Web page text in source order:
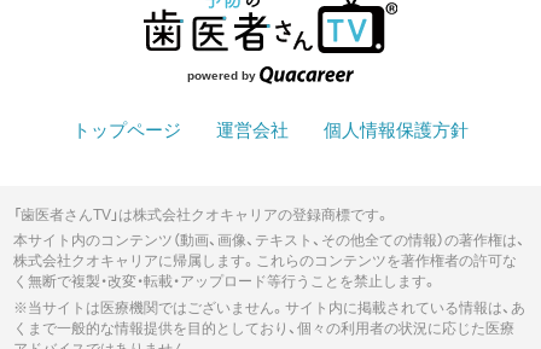
powered by
トップページ 運営会社 個人情報保護方針
「歯医者さんTV」は株式会社クオキャリアの登録商標です。
本サイト内のコンテンツ（動画、画像、テキスト、その他全ての情報）の著作権は、
株式会社クオキャリアに帰属します。これらのコンテンツを著作権者の許可な
く無断で複製・改変・転載・アップロード等行うことを禁止します。
※当サイトは医療機関ではございません。サイト内に掲載されている情報は、あ
くまで一般的な情報提供を目的としており、個々の利用者の状況に応じた医療